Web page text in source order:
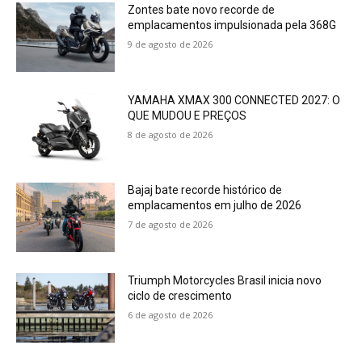
Zontes bate novo recorde de
emplacamentos impulsionada pela 368G
9 de agosto de 2026
YAMAHA XMAX 300 CONNECTED 2027: O
QUE MUDOU E PREÇOS
8 de agosto de 2026
Bajaj bate recorde histórico de
emplacamentos em julho de 2026
7 de agosto de 2026
Triumph Motorcycles Brasil inicia novo
ciclo de crescimento
6 de agosto de 2026